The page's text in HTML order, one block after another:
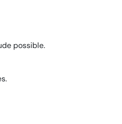
possible.